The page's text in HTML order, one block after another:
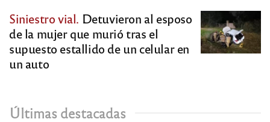
Siniestro vial. Detuvieron al esposo
de la mujer que murió tras el
supuesto estallido de un celular en
un auto
Últimas destacadas